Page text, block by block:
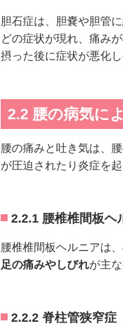
胆石症は、胆嚢や胆管
どの症状が現れ、痛みが
摂った後に症状が悪化
2.2 腰の病気に
腰の痛みと吐き気は、
が圧迫されたり炎症を
2.2.1 腰椎椎間板ヘ
腰椎椎間板ヘルニアは
足の痛みやしびれが主な
2.2.2 脊柱管狭窄症